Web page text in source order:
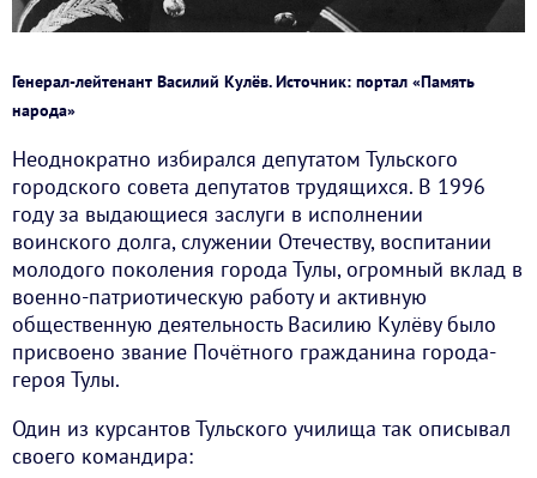
Генерал-лейтенант Василий Кулёв. Источник: портал «Память
народа»
Неоднократно избирался депутатом Тульского
городского совета депутатов трудящихся. В 1996
году за выдающиеся заслуги в исполнении
воинского долга, служении Отечеству, воспитании
молодого поколения города Тулы, огромный вклад в
военно-патриотическую работу и активную
общественную деятельность Василию Кулёву было
присвоено звание Почётного гражданина города-
героя Тулы.
Один из курсантов Тульского училища так описывал
своего командира: